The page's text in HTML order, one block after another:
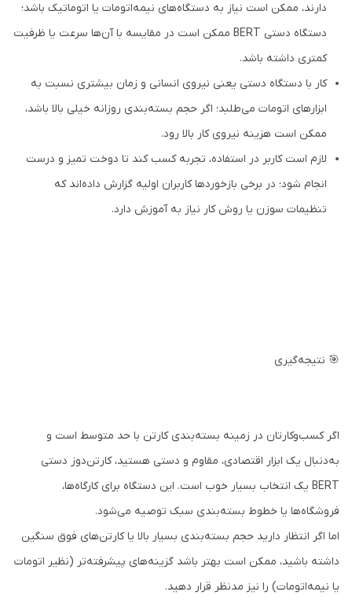
دارند، ممکن است نیاز به دستگاه‌های نیمه‌اتومات یا اتوماتیک باشد؛
دستگاه دستی BERT ممکن است در مقایسه با آن‌ها سرعت یا ظرفیت
کمتری داشته باشد.
کار با دستگاه دستی یعنی نیروی انسانی و زمان بیشتری نسبت به
ابزارهای اتومات می‌طلبد؛ اگر حجم بسته‌بندی روزانه خیلی بالا باشد،
ممکن است هزینه نیروی کار بالا رود.
لازم است کاربر در استفاده، تجربه کسب کند تا دوخت تمیز و درست
انجام شود؛ در برخی بازخوردها کاربران اولیه گزارش داده‌اند که
تنظیمات سوزن یا روش کار نیاز به آموزش دارد.
🎯 نتیجه‌گیری
اگر کسب‌وکارتان در زمینه بسته‌بندی کارتن با حد متوسط است و
به‌دنبال یک ابزار اقتصادی، مقاوم و دستی هستید، کارتن‌دوز دستی
BERT یک انتخاب بسیار خوب است. این دستگاه برای کارگاه‌ها،
فروشگاه‌ها یا خطوط بسته‌بندی سبک توصیه می‌شود.
اما اگر انتظار دارید حجم بسته‌بندی بسیار بالا یا کارتن‌های فوق سنگین
داشته باشید، ممکن است بهتر باشد گزینه‌های پیشرفته‌تر (نظیر اتومات
یا نیمه‌اتومات) را نیز مدنظر قرار دهید.